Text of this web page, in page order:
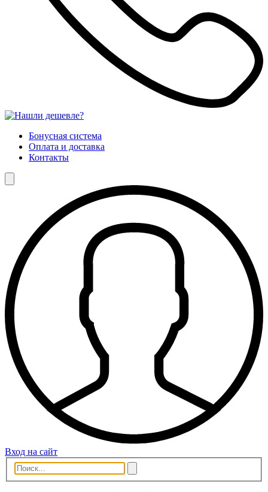
Бонусная система
Оплата и доставка
Контакты
Вход на сайт